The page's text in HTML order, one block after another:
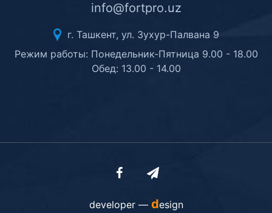
info@fortpro.uz
г. Ташкент, ул. Зухур-Палвана 9
Режим работы: Понедельник-Пятница 9.00 - 18.00
Обед: 13.00 - 14.00
developer — design